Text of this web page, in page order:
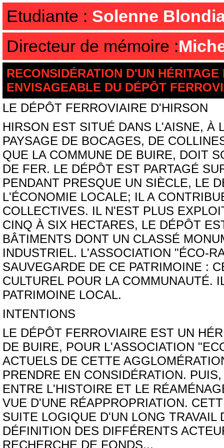
Etudiante : Solenne
Directeur de mémoire :
RECONSIDÉRATION D'UN
ENVISAGEABLE DU DÉPÔT
LE DÉPÔT FERROVIAIRE D'HIRSON
HIRSON EST SITUÉ DANS L'AISNE, À
PAYSAGE DE BOCAGES, DE
QUE LA COMMUNE DE BUIRE, DOIT
DE FER. LE DÉPÔT EST PARTAGÉ
PENDANT PRESQUE UN SIÈCLE, LE
L'ÉCONOMIE LOCALE; IL A
COLLECTIVES. IL N'EST PLUS
CINQ À SIX HECTARES, LE DÉPÔT
BÂTIMENTS DONT UN CLASSÉ
INDUSTRIEL. L'ASSOCIATION "ÉCO-
SAUVEGARDE DE CE PATRIMOINE :
CULTUREL POUR LA COMMUNAUTÉ.
PATRIMOINE LOCAL.
INTENTIONS
LE DÉPÔT FERROVIAIRE EST UN
DE BUIRE, POUR L'ASSOCIATION
ACTUELS DE CETTE
PRENDRE EN CONSIDÉRATION.
ENTRE L'HISTOIRE ET LE
VUE D'UNE RÉAPPROPRIATION.
SUITE LOGIQUE D'UN LONG
DÉFINITION DES DIFFÉRENTS
RECHERCHE DE FONDS...